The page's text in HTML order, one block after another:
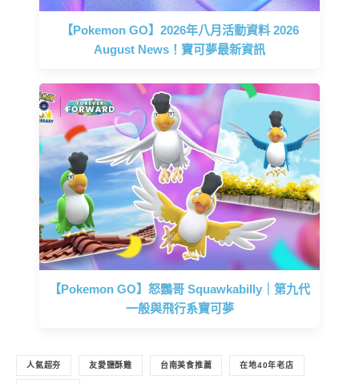
【Pokemon GO】2026年八月活動資料 2026
August News！寶可夢最新資訊
【Pokemon GO】怒鸚哥 Squawkabilly｜第九代
一般與飛行系寶可夢
人氣超夯 友愛鹽酥雞 台南美食推薦 在地40年老店